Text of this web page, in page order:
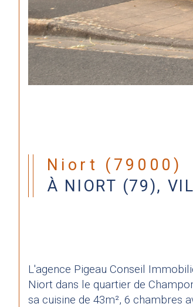
Niort (79000)
À NIORT (79),
L'agence Pigeau Conseil
Niort dans le quartier de
sa cuisine de 43m², 6 chambres